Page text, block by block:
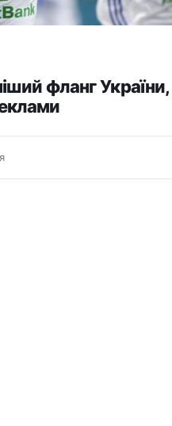
фланг України,